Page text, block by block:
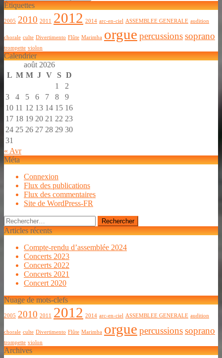
Étiquettes
2005 2010 2011 2012 2014 arc-en-ciel ASSEMBLEE GENERALE audition
chorale culte Divertimento Flûte Marimba orgue percussionssoprano
trompette violon
Calendrier
août 2026
L M M J V S D
1
2
3
4 5 6 7 8
9
10 11 12 13 14 15 16
17 18 19 20 21 22 23
24 25 26 27 28 29 30
31
« Avr
Méta
Connexion
Flux des publications
Flux des commentaires
Site de WordPress-FR
Rechercher :
Articles récents
Compte-rendu d’assemblée 2024
Concerts 2023
Concerts 2022
Concerts 2021
Concert 2020
Nuage de mots-clefs
2005 2010 2011 2012 2014 arc-en-ciel ASSEMBLEE GENERALE audition
chorale culte Divertimento Flûte Marimba orgue percussionssoprano
trompette violon
Archives